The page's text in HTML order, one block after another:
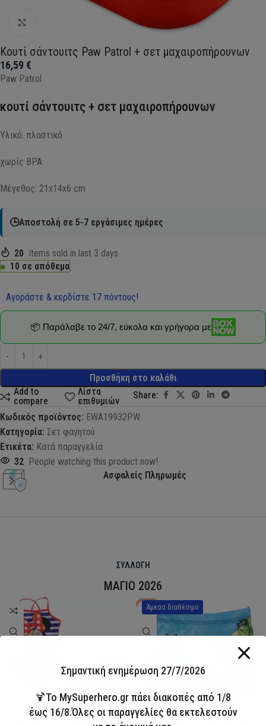
Κουτί σάντουιτς Paw Patrol + σετ μαχαιροπήρουνων
16,59€
Paw Patrol
κουτί σάντουιτς + σετ μαχαιροπήρουνων
Υλικό: πλαστικό
χωρίς BPA.
Μέγεθος: 21x14x6 cm
🕒Αποστολή σε 5-7 εργάσιμες ημέρες
20
Items sold in last 3 days
10 σε απόθεμα
Αγοράστε & κερδίστε 17 πόντους!
Προσθήκη στο καλάθι
📦 Παράλαβε το 24/7, εύκολα και γρήγορα με
Add to
compare
Λίστα
επιθυμιών
Share:
Κωδικός προϊόντος: EWA19932PW
Κατηγορία: Σετ φαγητού
Ετικέτα: Κατά παραγγελία
32 People watching this product now!
Ασφαλείς Πληρωμές
ΣΥΛΛΟΓΗ
ΜΑΓΙΟ 2026
Άμεσα διαθέσιμο
HOT
Σημαντική ενημέρωση 27/7/2026
🍹Το MySuperhero.gr πάει διακοπές από 1/8
έως 16/8.Όλες οι παραγγελίες θα εκτελεστούν